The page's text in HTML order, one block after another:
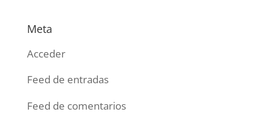
Meta
Acceder
Feed de entradas
Feed de comentarios